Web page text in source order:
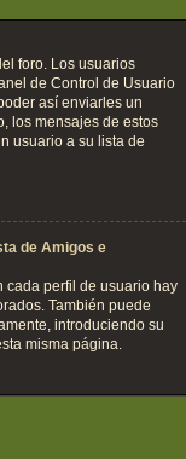
foro. Los usuarios
de Control de Usuario
así enviarles un
los mensajes de estos
usuario a su lista de
de Amigos e
cada perfil de usuario hay
También puede
introduciendo su
misma página.